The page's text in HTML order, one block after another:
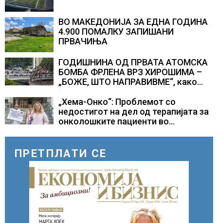
ВО МАКЕДОНИЈА ЗА ЕДНА ГОДИНА
4.900 ПОМАЛКУ ЗАПИШАНИ
ПРВАЧИЊА
ГОДИШНИНА ОД ПРВАТА АТОМСКА
БОМБА ФРЛЕНА ВРЗ ХИРОШИМА –
„БОЖЕ, ШТО НАПРАВИВМЕ“, како
Геј“ и учесниците во
бомбардирањето го доживуваа овој
настан што го промени текот на
„Хема-Онко“: Проблемот со
недостигот на дел од терапијата за
онколошките пациенти во
ПРЕТПЛАТИ СЕ